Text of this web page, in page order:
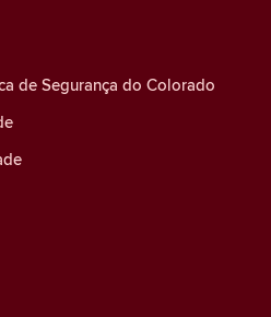
de Segurança do Colorado